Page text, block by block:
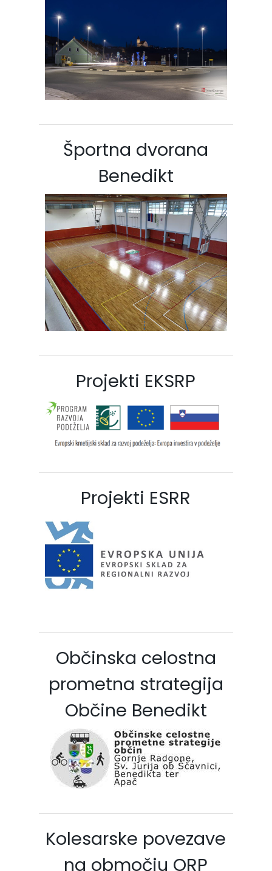
Športna dvorana
Benedikt
Projekti EKSRP
Projekti ESRR
Občinska celostna
prometna strategija
Občine Benedikt
Kolesarske povezave
na območju ORP